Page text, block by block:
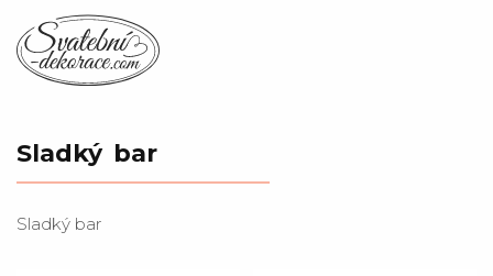
Sladký bar
Sladký bar